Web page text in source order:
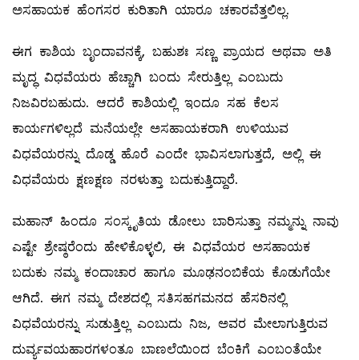
ಅಸಹಾಯಕ ಹೆಂಗಸರ ಕುರಿತಾಗಿ ಯಾರೂ ಚಕಾರವೆತ್ತಲಿಲ್ಲ.
ಈಗ ಕಾಶಿಯ ಬೃಂದಾವನಕ್ಕೆ, ಬಹುಶಃ ಸಣ್ಣ ಪ್ರಾಯದ ಅಥವಾ ಅತಿ
ಮೃದ್ಧ ವಿಧವೆಯರು ಹೆಚ್ಚಾಗಿ ಬಂದು ಸೇರುತ್ತಿಲ್ಲ ಎಂಬುದು
ನಿಜವಿರಬಹುದು. ಆದರೆ ಕಾಶಿಯಲ್ಲಿ ಇಂದೂ ಸಹ ಕೆಲಸ
ಕಾರ್ಯಗಳಿಲ್ಲದೆ ಮನೆಯಲ್ಲೇ ಅಸಹಾಯಕರಾಗಿ ಉಳಿಯುವ
ವಿಧವೆಯರನ್ನು ದೊಡ್ಡ ಹೊರೆ ಎಂದೇ ಭಾವಿಸಲಾಗುತ್ತದೆ, ಅಲ್ಲಿ ಈ
ವಿಧವೆಯರು ಕ್ಷಣಕ್ಷಣ ನರಳುತ್ತಾ ಬದುಕುತ್ತಿದ್ದಾರೆ.
ಮಹಾನ್‌ ಹಿಂದೂ ಸಂಸ್ಕೃತಿಯ ಡೋಲು ಬಾರಿಸುತ್ತಾ ನಮ್ಮನ್ನು ನಾವು
ಎಷ್ಟೇ ಶ್ರೇಷ್ಠರೆಂದು ಹೇಳಿಕೊಳ್ಳಲಿ, ಈ ವಿಧವೆಯರ ಅಸಹಾಯಕ
ಬದುಕು ನಮ್ಮ ಕಂದಾಚಾರ ಹಾಗೂ ಮೂಢನಂಬಿಕೆಯ ಕೊಡುಗೆಯೇ
ಆಗಿದೆ. ಈಗ ನಮ್ಮ ದೇಶದಲ್ಲಿ ಸತಿಸಹಗಮನದ ಹೆಸರಿನಲ್ಲಿ
ವಿಧವೆಯರನ್ನು ಸುಡುತ್ತಿಲ್ಲ ಎಂಬುದು ನಿಜ, ಅವರ ಮೇಲಾಗುತ್ತಿರುವ
ದುರ್ವ್ಯವಯಹಾರಗಳಂತೂ ಬಾಣಲೆಯಿಂದ ಬೆಂಕಿಗೆ ಎಂಬಂತೆಯೇ